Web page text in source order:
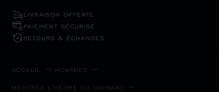
LIVRAISON OFFERTE
PAIEMENT SÉCURISÉ
RETOURS & ÉCHANGES
ACCUEIL MONTRES
MONTRES L'HEURE DU DIAMANT